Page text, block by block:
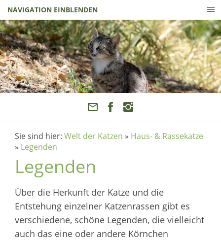
NAVIGATION EINBLENDEN
Sie sind hier: Welt der Katzen » Haus- & Rassekatze
» Legenden
Legenden
Über die Herkunft der Katze und die
Entstehung einzelner Katzenrassen gibt es
verschiedene, schöne Legenden, die vielleicht
auch das eine oder andere Körnchen